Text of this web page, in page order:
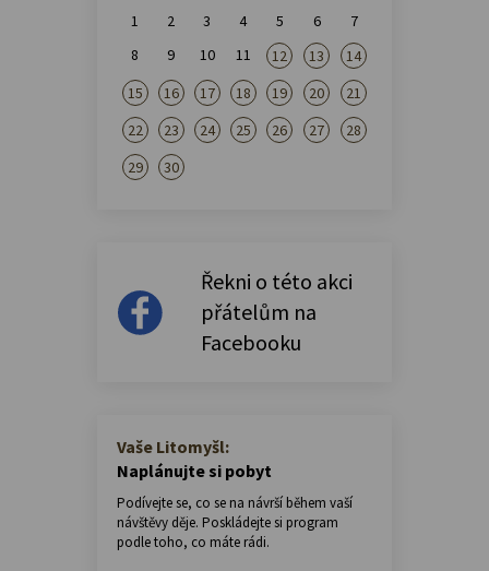
1
2 3 4 5 6
7
8
9 10 11 12 13
14
15
16 17 18 19 20
21
22
23 24 25 26 27
28
29
30
Řekni o této akci
přátelům na
Facebooku
Vaše Litomyšl:
Naplánujte si pobyt
Podívejte se, co se na návrší během vaší
návštěvy děje. Poskládejte si program
podle toho, co máte rádi.